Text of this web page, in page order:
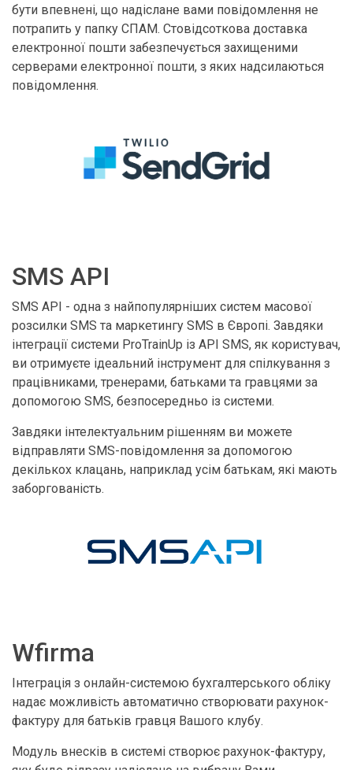
бути впевнені, що надіслане вами повідомлення не
потрапить у папку СПАМ. Стовідсоткова доставка
електронної пошти забезпечується захищеними
серверами електронної пошти, з яких надсилаються
повідомлення.
SMS API
SMS API - одна з найпопулярніших систем масової
розсилки SMS та маркетингу SMS в Європі. Завдяки
інтеграції системи ProTrainUp із API SMS, як користувач,
ви отримуєте ідеальний інструмент для спілкування з
працівниками, тренерами, батьками та гравцями за
допомогою SMS, безпосередньо із системи.
Завдяки інтелектуальним рішенням ви можете
відправляти SMS-повідомлення за допомогою
декількох клацань, наприклад усім батькам, які мають
заборгованість.
Wfirma
Інтеграція з онлайн-системою бухгалтерського обліку
надає можливість автоматично створювати рахунок-
фактуру для батьків гравця Вашого клубу.
Модуль внесків в системі створює рахунок-фактуру,